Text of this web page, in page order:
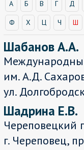
А Б В Г Д
Ф Х Ц Ч Ш
Шабанов А.А.
им. А.Д.
ул.
Шадрина Е.В.
Череповецкий
г. Череповец,